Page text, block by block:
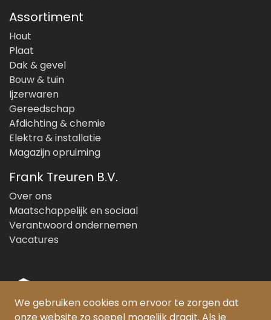
Assortiment
Hout
Plaat
Dak & gevel
Bouw & tuin
Ijzerwaren
Gereedschap
Afdichting & chemie
Elektra & installatie
Magazijn opruiming
Frank Treuren B.V.
Over ons
Maatschappelijk en sociaal
Verantwoord ondernemen
Vacatures
We gebruiken cookies om ervoor te zorgen dat